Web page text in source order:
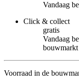
Vandaag
Click & collect
gratis
Vandaag
bouwmarkt
Voorraad in de